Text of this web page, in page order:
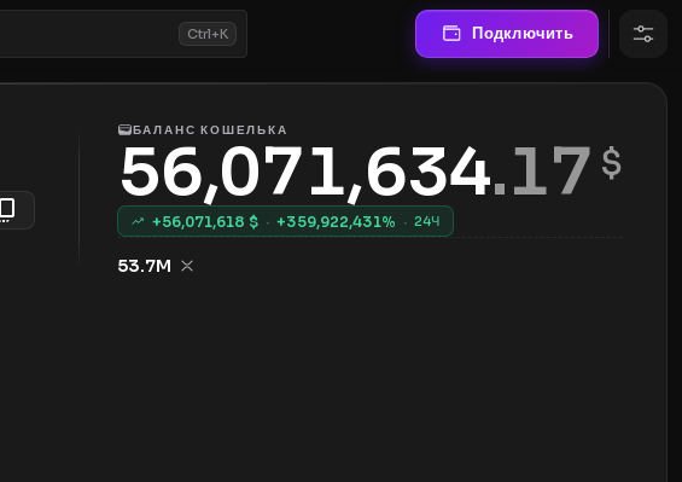
Ctrl+K Подключить
БАЛАНС КОШЕЛЬКА
56,071,634.17 $
+56,071,618 $ · +359,922,431% · 24Ч
53.7M